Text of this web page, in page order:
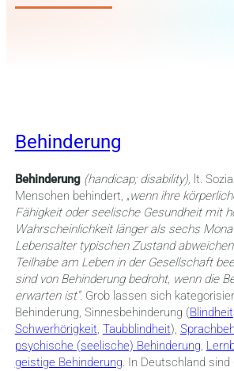
Behinderung
Behinderung (handicap; disability), lt.
Menschen behindert, „wenn ihre
Fähigkeit oder seelische Gesundheit mit
Wahrscheinlichkeit länger als sechs
Lebensalter typischen Zustand
Teilhabe am Leben in der Gesellschaft
sind von Behinderung bedroht, wenn die
erwarten ist“. Grob lassen sich
Behinderung, Sinnesbehinderung (Blindheit,
Schwerhörigkeit, Taubblindheit),
psychische (seelische) Behinderung,
geistige Behinderung. In Deutschland